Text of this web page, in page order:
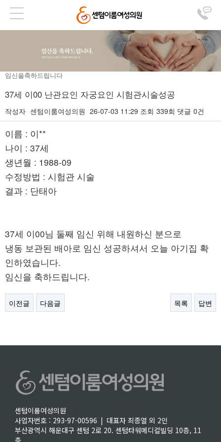
임신을축하드립니다
37세 이00 난관요인 자궁요인 시험관시술성공
작성자 센텀이룸여성의원 26-07-03 11:29 조회 339회 댓글 0건
본문
이름 : 이**
나이 : 37세
생년월 : 1988-09
수정방법 : 시험관 시술
결과 : 단태아
37세 이00님 둘째 임신 위해 내원하신 분으로
냉동 보관된 배아로 임신 성공하셔서 오늘 아기집 확
인하였습니다.
임신을 축하드립니다.
이전글 다음글 목록 답변
센텀이룸여성의원
사업자번호 : 293-97-00596 | 대표자 최종열 외 2인
부산광역시 해운대구 센텀 2로 20. 센텀타워메디컬빌딩 10층, 11
층